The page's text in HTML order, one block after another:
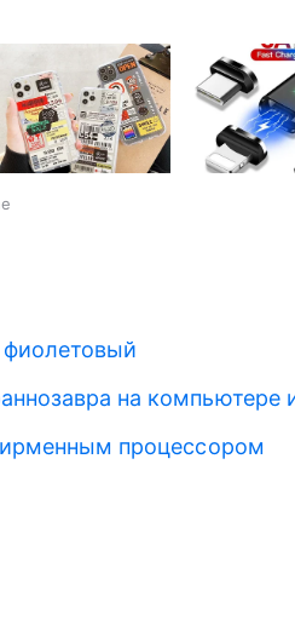
фиолетовый
на компьютере
процессором